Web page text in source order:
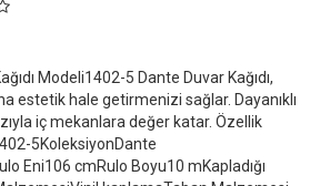
Modeli1402-5 Dante Duvar Kağıdı,
estetik hale getirmenizi sağlar. Dayanıklı
iç mekanlara değer katar. Özellik
5KoleksiyonDante
Eni106 cmRulo Boyu10 mKapladığı